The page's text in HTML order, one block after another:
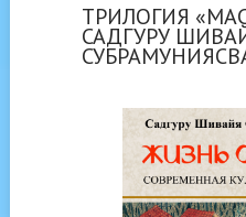
ТРИЛОГИЯ
САДГУРУ